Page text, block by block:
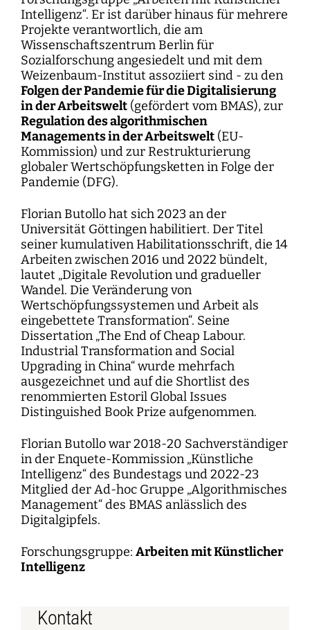
Intelligenz“. Er ist darüber hinaus für mehrere
Projekte verantwortlich, die am
Wissenschaftszentrum Berlin für
Sozialforschung angesiedelt und mit dem
Weizenbaum-Institut assoziiert sind - zu den
Folgen der Pandemie für die Digitalisierung
in der Arbeitswelt (gefördert vom BMAS), zur
Regulation des algorithmischen
Managements in der Arbeitswelt (EU-
Kommission) und zur Restrukturierung
globaler Wertschöpfungsketten in Folge der
Pandemie (DFG).
Florian Butollo hat sich 2023 an der
Universität Göttingen habilitiert. Der Titel
seiner kumulativen Habilitationsschrift, die 14
Arbeiten zwischen 2016 und 2022 bündelt,
lautet „Digitale Revolution und gradueller
Wandel. Die Veränderung von
Wertschöpfungssystemen und Arbeit als
eingebettete Transformation“. Seine
Dissertation „The End of Cheap Labour.
Industrial Transformation and Social
Upgrading in China“ wurde mehrfach
ausgezeichnet und auf die Shortlist des
renommierten Estoril Global Issues
Distinguished Book Prize aufgenommen.
Florian Butollo war 2018-20 Sachverständiger
in der Enquete-Kommission „Künstliche
Intelligenz“ des Bundestags und 2022-23
Mitglied der Ad-hoc Gruppe „Algorithmisches
Management“ des BMAS anlässlich des
Digitalgipfels.
Forschungsgruppe: Arbeiten mit Künstlicher
Intelligenz
Kontakt